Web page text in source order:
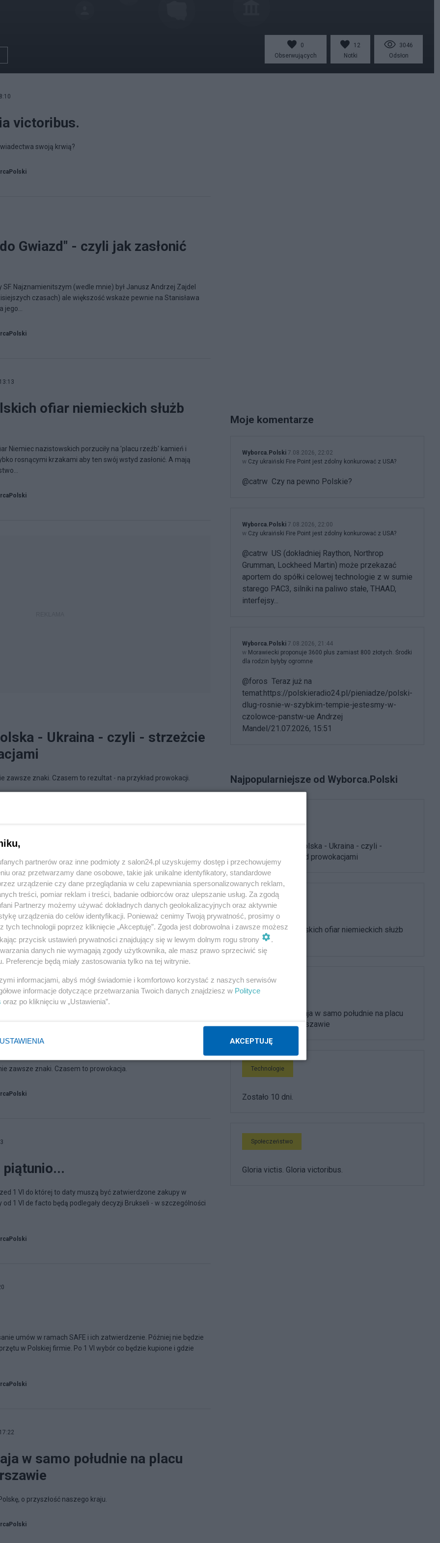
0
Obserwujących
12
Notki
3046
Odsłon
victoribus.
swoją krwią?
Gwiazd" - czyli jak zasłonić
Najznamienitszym (wedle mnie) był Janusz Andrzej Zajdel
czasach) ale większość wskaże pewnie na Stanisława
ofiar niemieckich służb
Niemiec nazistowskich porzuciły na 'placu rzeźb' kamień i
rosnącymi krzakami aby ten swój wstyd zasłonić. A mają
- Ukraina - czyli - strzeżcie
zawsze znaki. Czasem to rezultat - na przykład prowokacji.
Ukraina w piłce kopanej
zawsze znaki. Czasem to prowokacja.
1 VI do której to daty muszą być zatwierdzone zakupy w
od 1 VI de facto będą podlegały decyzji Brukseli - w szczególności
umów w ramach SAFE i ich zatwierdzenie. Później nie będzie
w Polskiej firmie. Po 1 VI wybór co będzie kupione i gdzie
w samo południe na placu
o przyszłość naszego kraju.
Moje komentarze
Wyborca.Polski 7.08.2026, 22:02
w Czy ukraiński Fire Point jest zdolny konkurować z USA?
@catrw Czy na pewno Polskie?
Wyborca.Polski 7.08.2026, 22:00
w Czy ukraiński Fire Point jest zdolny konkurować z USA?
@catrw US (dokładniej Raython, Northrop
Grumman, Lockheed Martin) może przekazać
aportem do spółki celowej technologie z w sumie
starego PAC3, silniki na paliwo stałe, THAAD,
interfejsy...
Wyborca.Polski 7.08.2026, 21:44
w Morawiecki proponuje 3600 plus zamiast 800 złotych. Środki
dla rodzin byłyby ogromne
@foros Teraz już na
temat:https://polskieradio24.pl/pieniadze/polski-
dlug-rosnie-w-szybkim-tempie-jestesmy-w-
czolowce-panstw-ue Andrzej
Mandel/21.07.2026, 15:51
Najpopularniejsze od Wyborca.Polski
Uwaga na mecz Polska - Ukraina - czyli -
strzeżcie się przed prowokacjami
Społeczeństwo
Upamiętnienie Polskich ofiar niemieckich służb
państwowych
Widzimy się 20 maja w samo południe na placu
Zamkowym w Warszawie
Technologie
Zostało 10 dni.
Społeczeństwo
Gloria victis. Gloria victoribus.
partnerów oraz inne podmioty z salon24.pl uzyskujemy dostęp i przechowujemy
oraz przetwarzamy dane osobowe, takie jak unikalne identyfikatory, standardowe
urządzenie czy dane przeglądania w celu zapewniania spersonalizowanych reklam,
treści, pomiar reklam i treści, badanie odbiorców oraz ulepszanie usług. Za zgodą
Partnerzy możemy używać dokładnych danych geolokalizacyjnych oraz aktywnie
urządzenia do celów identyfikacji. Ponieważ cenimy Twoją prywatność, prosimy o
tych technologii poprzez kliknięcie „Akceptuję”. Zgoda jest dobrowolna i zawsze możesz
przycisk ustawień prywatności znajdujący się w lewym dolnym rogu strony
.
danych nie wymagają zgody użytkownika, ale masz prawo sprzeciwić się
Preferencje będą miały zastosowania tylko na tej witrynie.
informacjami, abyś mógł świadomie i komfortowo korzystać z naszych serwisów
informacje dotyczące przetwarzania Twoich danych znajdziesz w Polityce
oraz po kliknięciu w „Ustawienia”.
USTAWIENIA AKCEPTUJĘ